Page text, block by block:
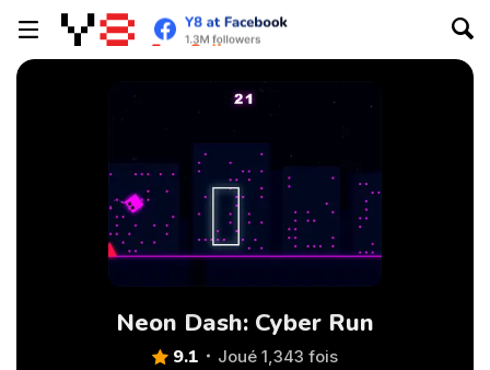
Neon Dash: Cyber Run
9.1 Joué 1,343 fois